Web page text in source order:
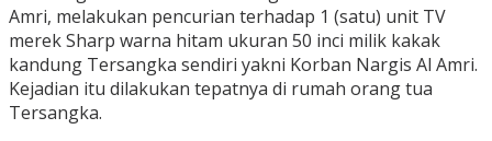
Amri, melakukan pencurian terhadap 1 (satu) unit TV
merek Sharp warna hitam ukuran 50 inci milik kakak
kandung Tersangka sendiri yakni Korban Nargis Al Amri.
Kejadian itu dilakukan tepatnya di rumah orang tua
Tersangka.